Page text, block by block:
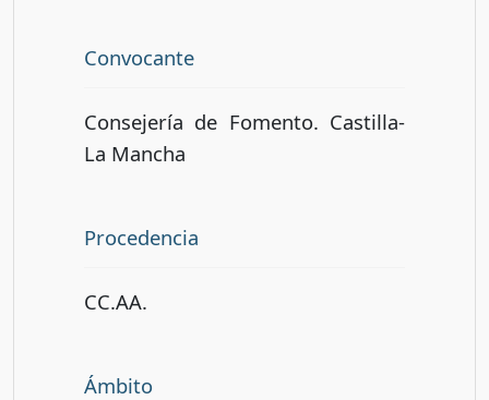
Convocante
Consejería de Fomento. Castilla-
La Mancha
Procedencia
CC.AA.
Ámbito